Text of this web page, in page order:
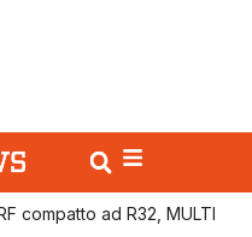
compatto ad R32, MULTI